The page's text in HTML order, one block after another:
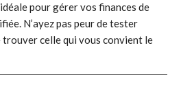
pour gérer vos finances de
N’ayez pas peur de tester
celle qui vous convient le